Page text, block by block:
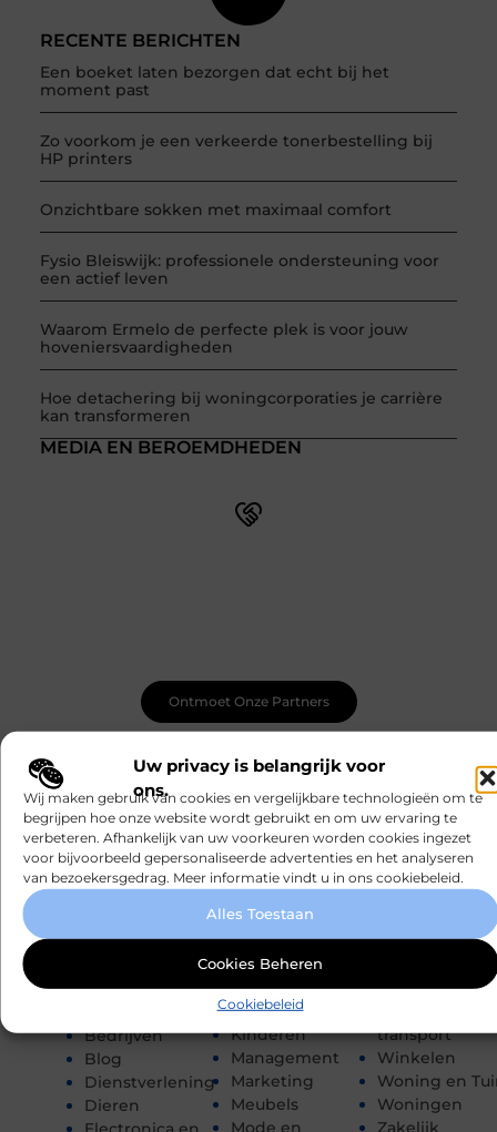
Uw privacy is belangrijk voor
ons.
Wij maken gebruik van cookies en vergelijkbare technologieën om te
begrijpen hoe onze website wordt gebruikt en om uw ervaring te
verbeteren. Afhankelijk van uw voorkeuren worden cookies ingezet
voor bijvoorbeeld gepersonaliseerde advertenties en het analyseren
van bezoekersgedrag. Meer informatie vindt u in ons cookiebeleid.
Alles Toestaan
Cookies Beheren
Cookiebeleid
RECENTE BERICHTEN
Een boeket laten bezorgen dat echt bij het
moment past
Zo voorkom je een verkeerde tonerbestelling bij
HP printers
Onzichtbare sokken met maximaal comfort
Fysio Bleiswijk: professionele ondersteuning voor
een actief leven
Waarom Ermelo de perfecte plek is voor jouw
hoveniersvaardigheden
Hoe detachering bij woningcorporaties je carrière
kan transformeren
CATEGORIEËN
Aanbiedingen
Afvalverwerking
Architectuur
Auto's en
Banen en
Beauty en
Bedrijven
Blog
Dienstverlening
Dieren
Eten en drinken
Financieel
Gezondheid
Hobby en vrije
tijd
Horeca
Huishoudelijk
Industrie
Internet
Internet
marketing
Kinderen
Management
Marketing
Meubels
Mode en
Rechten
Recreation /
Autos
Sport
Toerisme
Tuin en
Tweewielers
Verbouwen
transport
Winkelen
Woning en
Woningen
Zakelijk
MEDIA EN BEROEMDHEDEN
Ontmoet Onze Partners